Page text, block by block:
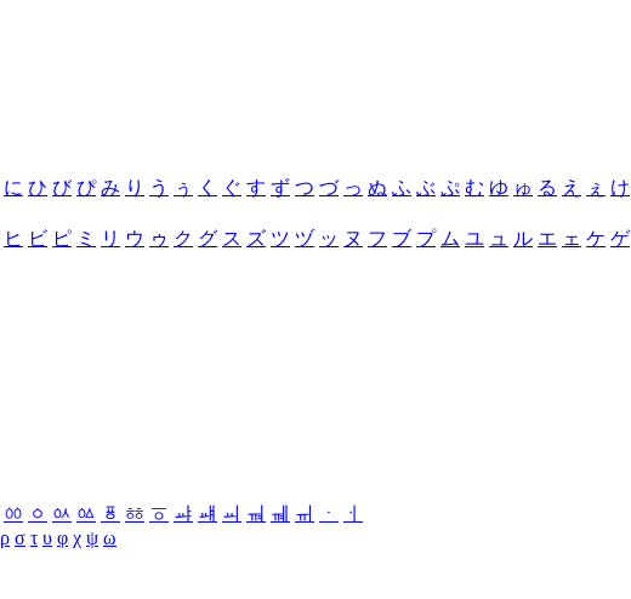
に ひ び ぴ み り う ぅ く ぐ す ず つ づ っ ぬ ふ ぶ ぷ む ゆ ゅ る え ぇ け
ヒ ビ ピ ミ リ ウ ゥ ク グ ス ズ ツ ヅ ッ ヌ フ ブ プ ム ユ ュ ル エ ェ ケ ゲ
ㆀ ㆁ ㆂ ㆃ ㆄ ㆅ ㆆ ㆇ ㆈ ㆉ ㆊ ㆋ ㆌ ㆍ
ㆎ
ρ σ τ υ φ χ ψ ω